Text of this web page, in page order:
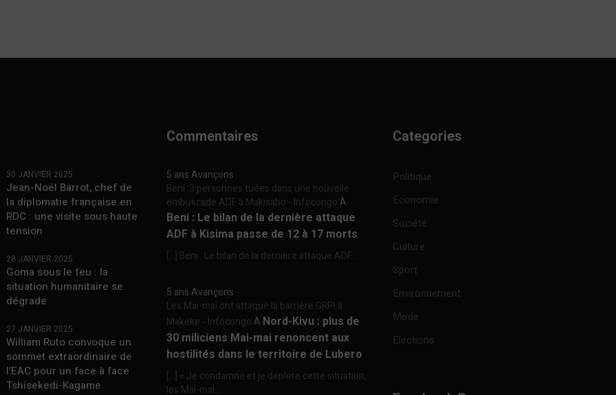
30 JANVIER 2025
Jean-Noël Barrot, chef de
la diplomatie française en
RDC : une visite sous haute
tension
28 JANVIER 2025
Goma sous le feu : la
situation humanitaire se
dégrade
27 JANVIER 2025
William Ruto convoque un
sommet extraordinaire de
l’EAC pour un face à face
Tshisekedi-Kagame
Commentaires
5 ans Avançons
Beni :3 personnes tuées dans une nouvelle
embuscade ADF à Makisabo - InfocongoÀ
Beni : Le bilan de la dernière attaque
ADF à Kisima passe de 12 à 17 morts
[…] Beni : Le bilan de la dernière attaque ADF...
5 ans Avançons
Les Mai-mai ont attaqué la barrière GRPI à
Makeke - InfocongoÀ Nord-Kivu : plus de
30 miliciens Mai-mai renoncent aux
hostilités dans le territoire de Lubero
[…] « Je condamne et je déplore cette situation,
les Mai-mai...
Categories
Politique
Economie
Société
Culture
Sport
Environnement
Mode
Elections